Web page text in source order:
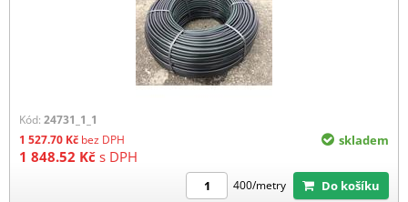
Kód: 24731_1_1
1 527.70 Kč bez DPH
1 848.52 Kč s DPH
skladem
400/metry Do košíku